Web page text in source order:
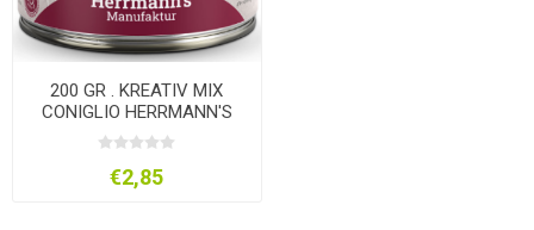
200 GR . KREATIV MIX
CONIGLIO HERRMANN'S
€2,85